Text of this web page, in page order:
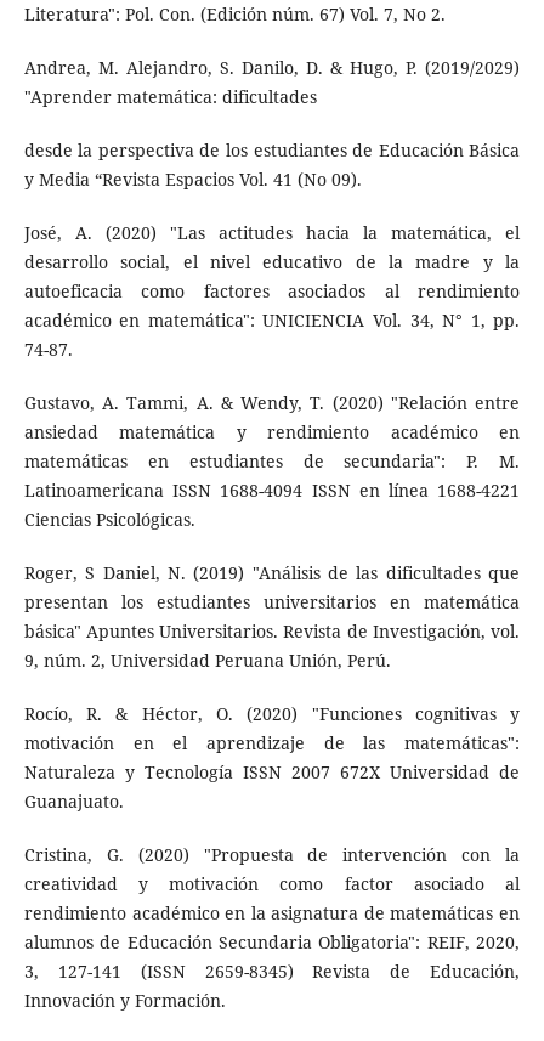
Literatura": Pol. Con. (Edición núm. 67) Vol. 7, No 2.
Andrea, M. Alejandro, S. Danilo, D. & Hugo, P. (2019/2029)
"Aprender matemática: dificultades
desde la perspectiva de los estudiantes de Educación Básica
y Media “Revista Espacios Vol. 41 (No 09).
José, A. (2020) "Las actitudes hacia la matemática, el
desarrollo social, el nivel educativo de la madre y la
autoeficacia como factores asociados al rendimiento
académico en matemática": UNICIENCIA Vol. 34, N° 1, pp.
74-87.
Gustavo, A. Tammi, A. & Wendy, T. (2020) "Relación entre
ansiedad matemática y rendimiento académico en
matemáticas en estudiantes de secundaria": P. M.
Latinoamericana ISSN 1688-4094 ISSN en línea 1688-4221
Ciencias Psicológicas.
Roger, S Daniel, N. (2019) "Análisis de las dificultades que
presentan los estudiantes universitarios en matemática
básica" Apuntes Universitarios. Revista de Investigación, vol.
9, núm. 2, Universidad Peruana Unión, Perú.
Rocío, R. & Héctor, O. (2020) "Funciones cognitivas y
motivación en el aprendizaje de las matemáticas":
Naturaleza y Tecnología ISSN 2007 672X Universidad de
Guanajuato.
Cristina, G. (2020) "Propuesta de intervención con la
creatividad y motivación como factor asociado al
rendimiento académico en la asignatura de matemáticas en
alumnos de Educación Secundaria Obligatoria": REIF, 2020,
3, 127-141 (ISSN 2659-8345) Revista de Educación,
Innovación y Formación.